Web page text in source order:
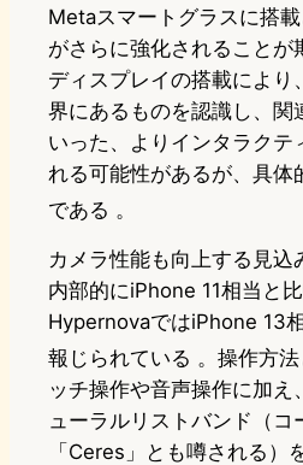
Metaスマートグラスに搭
がさらに強化されることが
ディスプレイの搭載により
界にあるものを認識し、関
いった、よりインタラクテ
れる可能性があるが、具体
である 。
カメラ性能も向上する見込
内部的にiPhone 11相当と
HypernovaではiPhone 13
報じられている 。操作方
ッチ操作や音声操作に加え
ューラルリストバンド（コ
「Ceres」とも噂される）